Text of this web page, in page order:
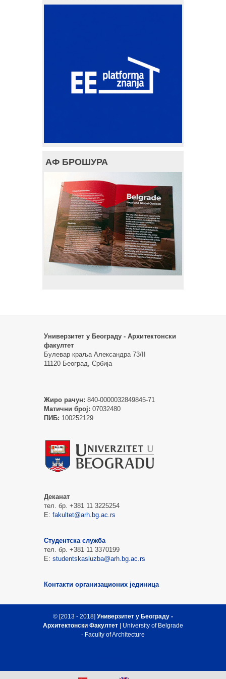
АФ БРОШУРА
Универзитет у Београду - Архитектонски
факултет
Булевар краља Александра 73/II
11120 Београд, Србија
Жиро рачун: 840-0000032849845-71
Матични број: 07032480
ПИБ: 100252129
Деканат
тел. бр. +381 11 3225254
Е: fakultet@arh.bg.ac.rs
Студентска служба
тел. бр. +381 11 3370199
Е: studentskasluzba@arh.bg.ac.rs
Контакти организационих јединица
© [2013 - 2018] Универзитет у Београду -
Архитектонски Факултет | University of Belgrade
- Faculty of Architecture